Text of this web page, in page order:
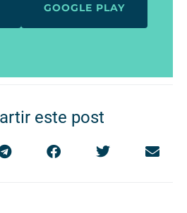
GOOGLE PLAY
este post